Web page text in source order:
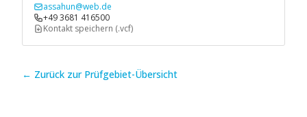
assahun@web.de
+49 3681 416500
Kontakt speichern (.vcf)
← Zurück zur Prüfgebiet-Übersicht